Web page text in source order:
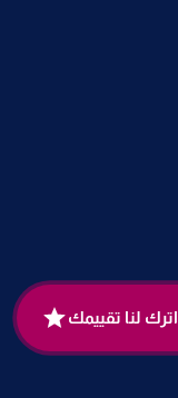
اترك لنا تقييمك